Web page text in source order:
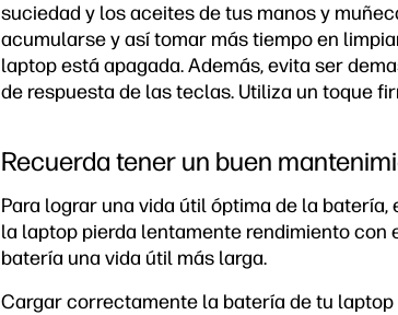
suciedad y los aceites de tus manos y
acumularse y así tomar más tiempo en
laptop está apagada. Además, evita ser
de respuesta de las teclas. Utiliza un toque
Recuerda tener un buen
Para lograr una vida útil óptima de la
la laptop pierda lentamente rendimiento con
batería una vida útil más larga.
Cargar correctamente la batería de tu